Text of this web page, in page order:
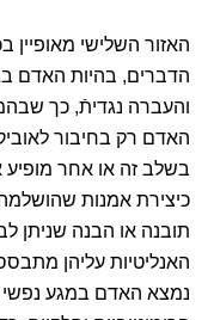
האזור השלישי מאופיין
הדברים, בהיות האדם
והעברה נגדיתֿ, כך
האדם רק בחיבור
בשלב זה או אחר מופיע
כיצירת אמנות
תובנה או הבנה שניתן
האנליטיות עליהן
נמצא האדם במגע נפשי